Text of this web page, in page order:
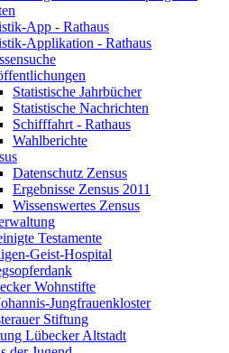
App - Rathaus
Applikation - Rathaus
Statistische Jahrbücher
Statistische Nachrichten
Schifffahrt - Rathaus
Wahlberichte
Datenschutz Zensus
Ergebnisse Zensus 2011
Wissenswertes Zensus
Testamente
Geist-Hospital
Wohnstifte
Jungfrauenkloster
Stiftung
Lübecker Altstadt